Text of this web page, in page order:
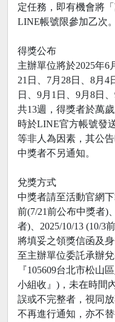
定任務，即有機會將
LINE帳號限參加乙次。
得獎公布
主辦單位將於2025年6
21日、7月28日、8月4
日、9月1日、9月8日
共13週，得獎者於萬
時於LINE官方帳號發
等非人為因素，其公
中獎者不另通知。
兌獎方式
中獎者請至活動官網
前(7/21前公布中獎者)
者)、2025/10/13 (10/3
將填妥之領獎信函及
至主辦單位委託承辦
『105609台北市松山
小組收』)，未在時間
誤或不完整者，視同
不再進行通知，亦不